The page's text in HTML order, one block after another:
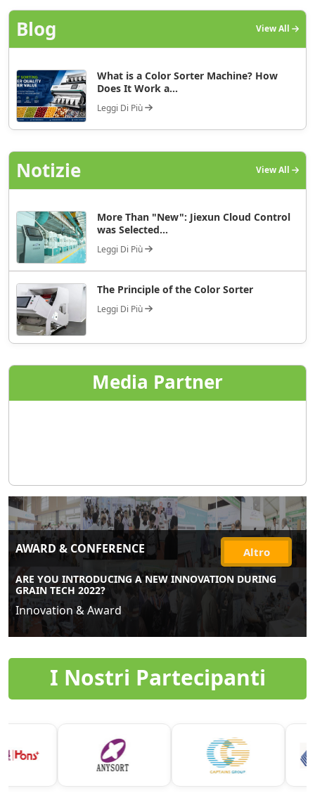
Blog View All
What is a Color Sorter Machine? How
Does It Work a...
Leggi Di Più
Notizie View All
More Than "New": Jiexun Cloud Control
was Selected...
Leggi Di Più
The Principle of the Color Sorter
Leggi Di Più
Media Partner
AWARD & CONFERENCE Altro
ARE YOU INTRODUCING A NEW INNOVATION DURING
GRAIN TECH 2022?
Innovation & Award
I Nostri Partecipanti